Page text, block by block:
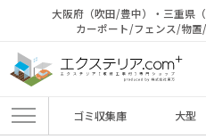
大阪府（吹田/豊中）・三重県
カーポート/フェンス/物
ゴミ収集庫 大型